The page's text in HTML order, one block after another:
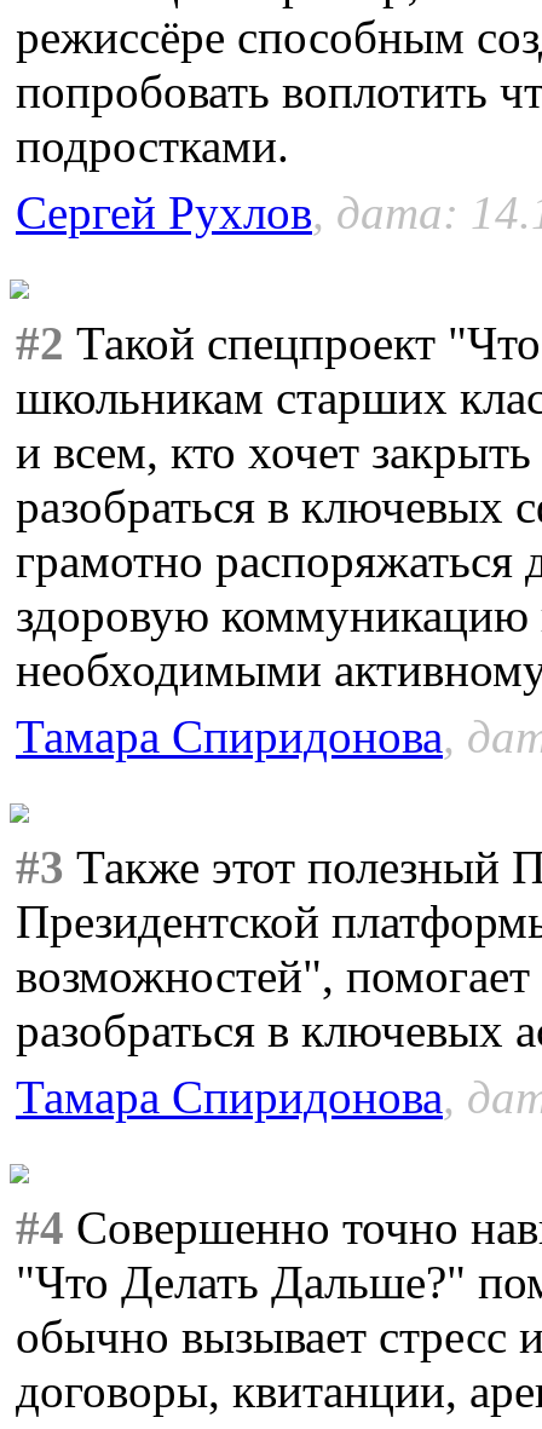
режиссёре способным
попробовать воплотить
подростками.
Сергей Рухлов, дата:
#2 Такой спецпроект
школьникам старших
и всем, кто хочет
разобраться в ключевых
грамотно распоряжаться
здоровую коммуникацию
необходимыми
Тамара Спиридонова,
#3 Также этот полезный
Президентской
возможностей",
разобраться в ключевых
Тамара Спиридонова,
#4 Совершенно точно
"Что Делать Дальше?"
обычно вызывает стресс
договоры, квитанции,